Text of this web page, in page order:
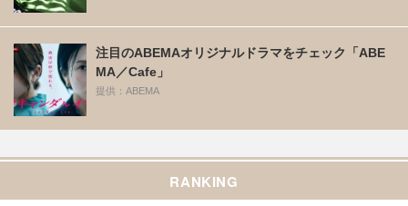
注目のABEMAオリジナルドラマをチェック「ABE
MA／Cafe」
提供：ABEMA
RANKING